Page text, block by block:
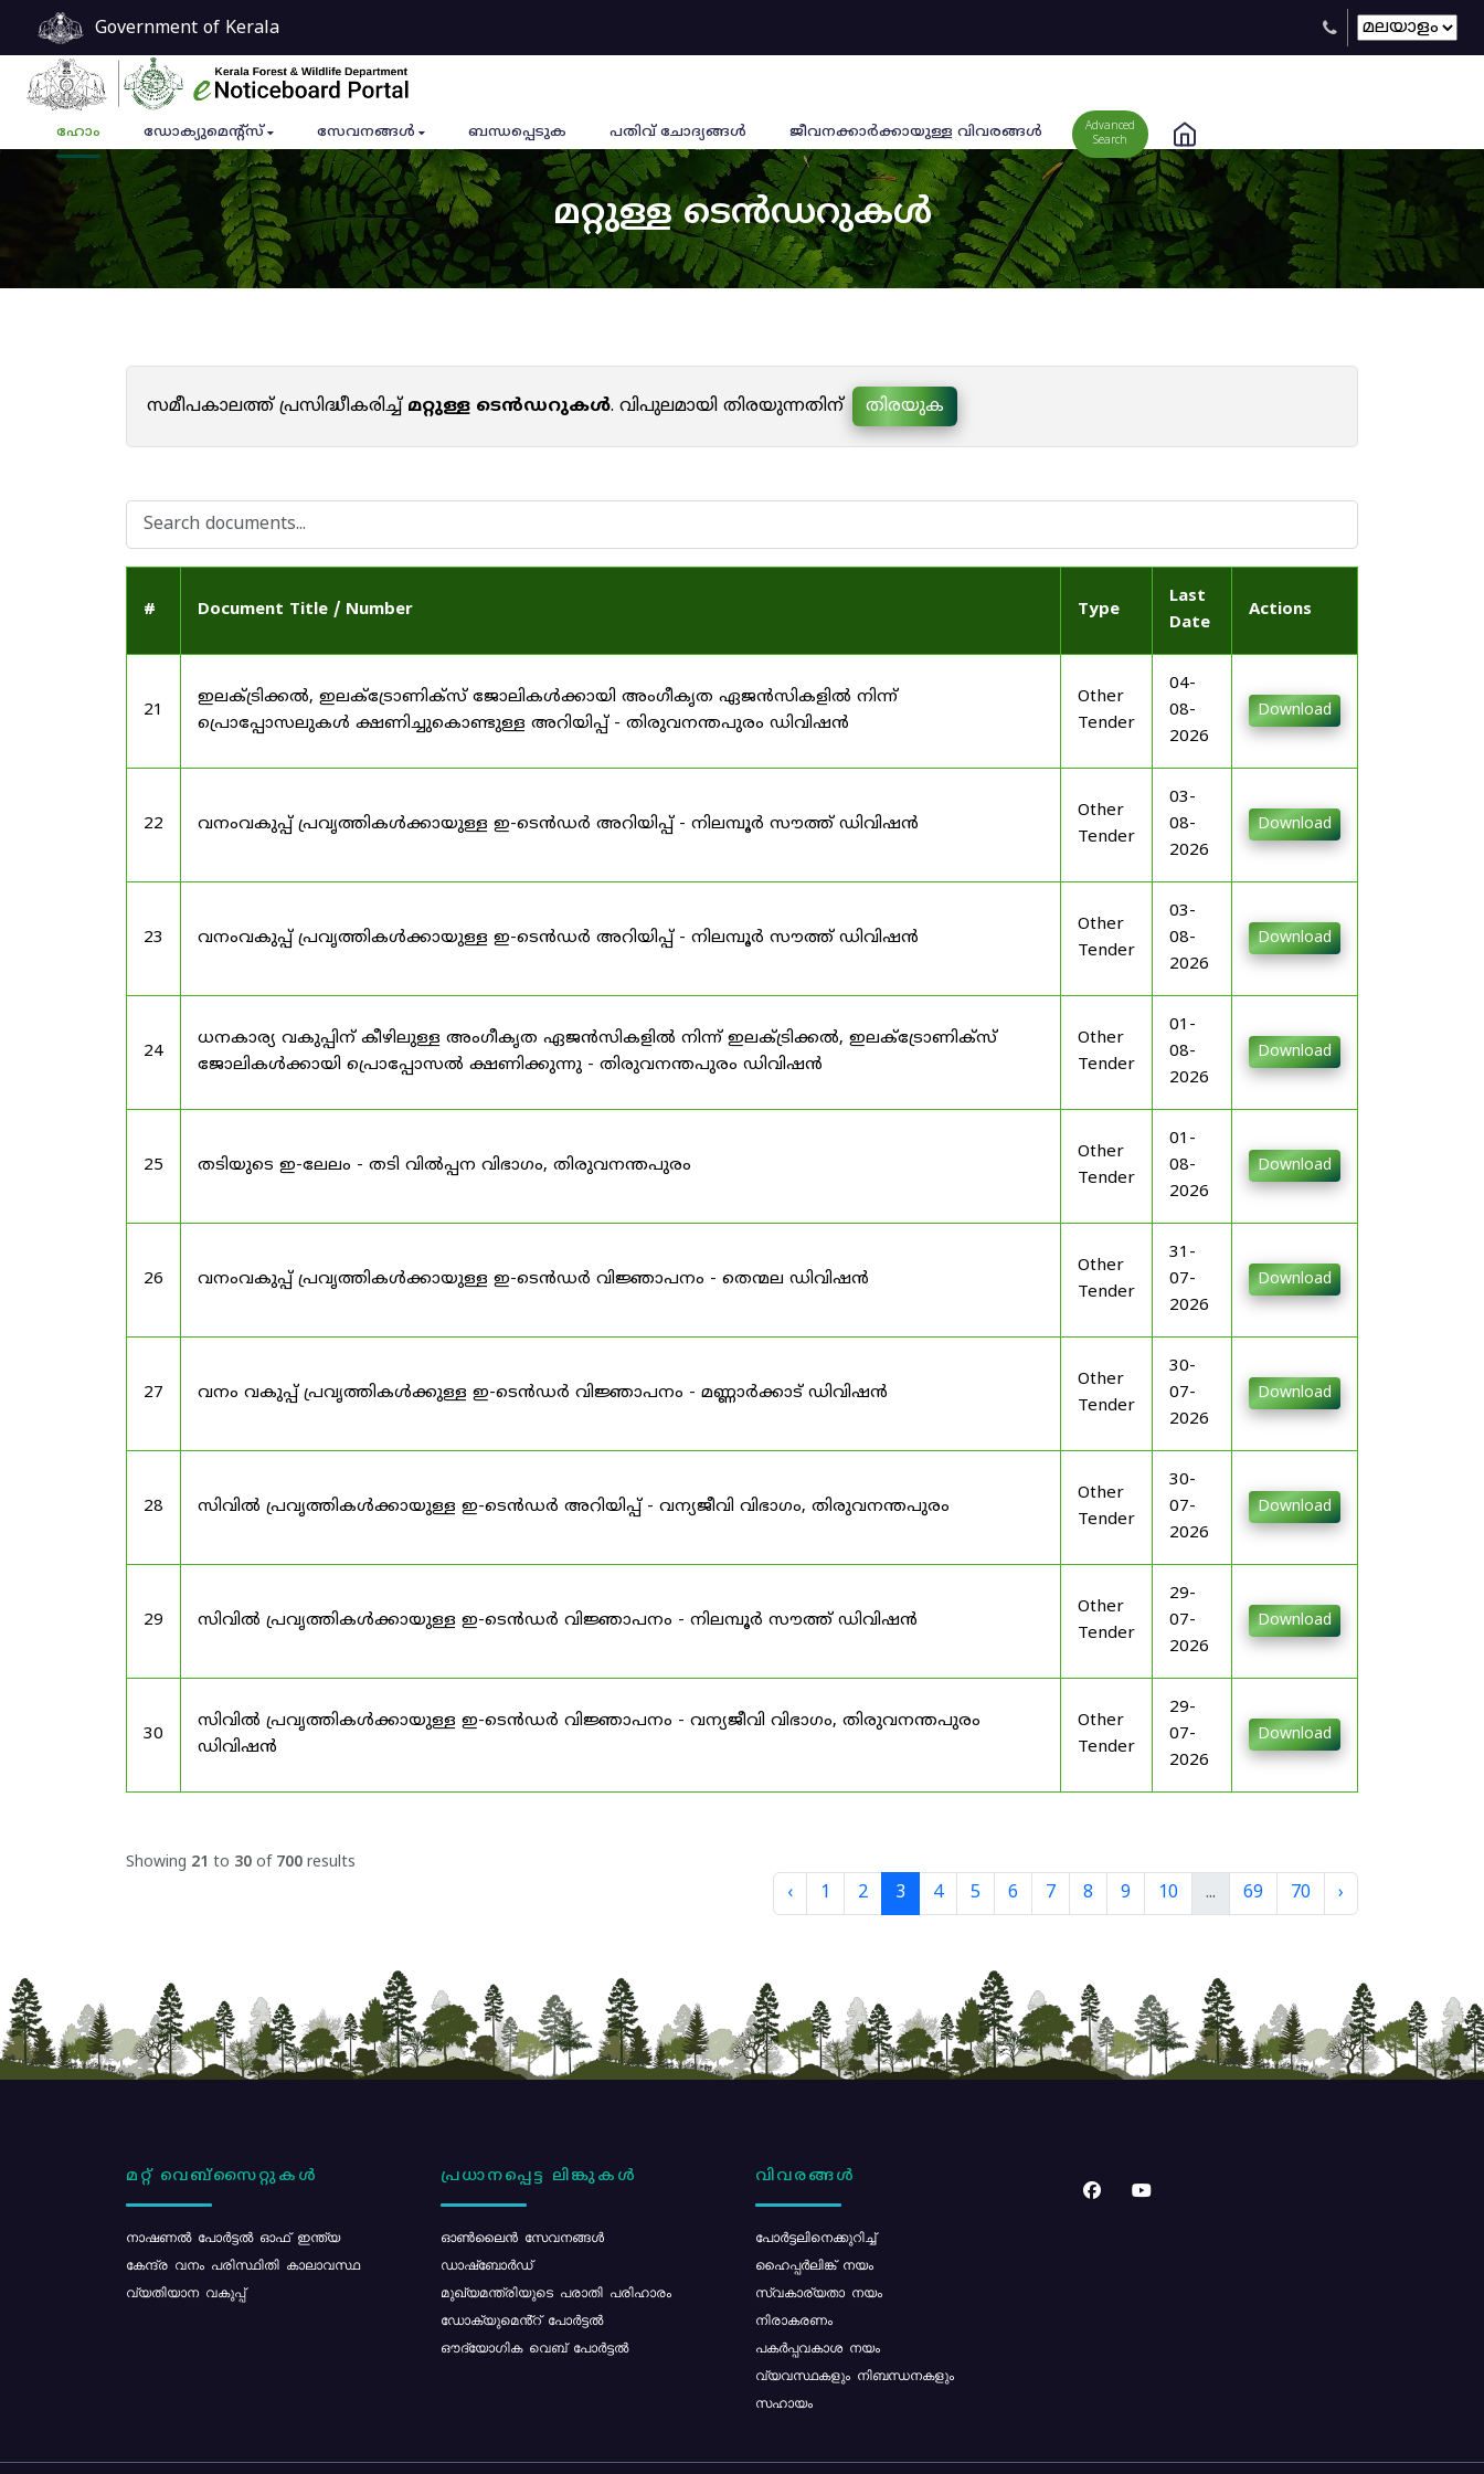
Government of Kerala
ഹോം ഡോക്യുമെൻ്റ്സ് സേവനങ്ങൾ ബന്ധപ്പെടുക പതിവ് ചോദ്യങ്ങൾ ജീവനക്കാര്‍ക്കായുള്ള വിവരങ്ങള്‍
Advanced
Search
മറ്റുള്ള ടെൻഡറുകൾ
സമീപകാലത്ത് പ്രസിദ്ധീകരിച്ച്മറ്റുള്ള ടെൻഡറുകൾ. വിപുലമായി തിരയുന്നതിന് തിരയുക
# Document Title / Number Type
Last
Date
Actions
21
ഇലക്ട്രിക്കൽ, ഇലക്ട്രോണിക്സ് ജോലികൾക്കായി അംഗീകൃത ഏജൻസികളിൽ നിന്ന്
പ്രൊപ്പോസലുകൾ ക്ഷണിച്ചുകൊണ്ടുള്ള അറിയിപ്പ് - തിരുവനന്തപുരം ഡിവിഷൻ
Other
Tender
04-
08-
2026
Download
22 വനംവകുപ്പ് പ്രവൃത്തികൾക്കായുള്ള ഇ-ടെൻഡർ അറിയിപ്പ് - നിലമ്പൂർ സൗത്ത് ഡിവിഷൻ
Other
Tender
03-
08-
2026
Download
23 വനംവകുപ്പ് പ്രവൃത്തികൾക്കായുള്ള ഇ-ടെൻഡർ അറിയിപ്പ് - നിലമ്പൂർ സൗത്ത് ഡിവിഷൻ
Other
Tender
03-
08-
2026
Download
24
ധനകാര്യ വകുപ്പിന് കീഴിലുള്ള അംഗീകൃത ഏജൻസികളിൽ നിന്ന് ഇലക്ട്രിക്കൽ, ഇലക്ട്രോണിക്സ്
ജോലികൾക്കായി പ്രൊപ്പോസൽ ക്ഷണിക്കുന്നു - തിരുവനന്തപുരം ഡിവിഷൻ
Other
Tender
01-
08-
2026
Download
25 തടിയുടെ ഇ-ലേലം - തടി വിൽപ്പന വിഭാഗം, തിരുവനന്തപുരം
Other
Tender
01-
08-
2026
Download
26 വനംവകുപ്പ് പ്രവൃത്തികൾക്കായുള്ള ഇ-ടെൻഡർ വിജ്ഞാപനം - തെന്മല ഡിവിഷൻ
Other
Tender
31-
07-
2026
Download
27 വനം വകുപ്പ് പ്രവൃത്തികൾക്കുള്ള ഇ-ടെൻഡർ വിജ്ഞാപനം - മണ്ണാർക്കാട് ഡിവിഷൻ
Other
Tender
30-
07-
2026
Download
28 സിവിൽ പ്രവൃത്തികൾക്കായുള്ള ഇ-ടെൻഡർ അറിയിപ്പ് - വന്യജീവി വിഭാഗം, തിരുവനന്തപുരം
Other
Tender
30-
07-
2026
Download
29 സിവിൽ പ്രവൃത്തികൾക്കായുള്ള ഇ-ടെൻഡർ വിജ്ഞാപനം - നിലമ്പൂർ സൗത്ത് ഡിവിഷൻ
Other
Tender
29-
07-
2026
Download
30
സിവിൽ പ്രവൃത്തികൾക്കായുള്ള ഇ-ടെൻഡർ വിജ്ഞാപനം - വന്യജീവി വിഭാഗം, തിരുവനന്തപുരം
ഡിവിഷൻ
Other
Tender
29-
07-
2026
Download
Showing 21 to 30 of 700 results
‹ 1 2 3 4 5 6 7 8 9 10 ... 69 70 ›
മറ്റ് വെബ്സൈറ്റുകൾ
നാഷണൽ പോർട്ടൽ ഓഫ് ഇന്ത്യ
കേന്ദ്ര വനം പരിസ്ഥിതി കാലാവസ്ഥ
വ്യതിയാന വകുപ്പ്
പ്രധാനപ്പെട്ട ലിങ്കുകൾ
ഓൺലൈൻ സേവനങ്ങൾ
ഡാഷ്ബോർഡ്
മുഖ്യമന്ത്രിയുടെ പരാതി പരിഹാരം
ഡോക്യുമെൻ്റ് പോർട്ടൽ
ഔദ്യോഗിക വെബ് പോർട്ടൽ
വിവരങ്ങൾ
പോര്‍ട്ടലിനെക്കുറിച്ച്
ഹൈപ്പർലിങ്ക് നയം
സ്വകാര്യതാ നയം
നിരാകരണം
പകർപ്പവകാശ നയം
വ്യവസ്ഥകളും നിബന്ധനകളും
സഹായം